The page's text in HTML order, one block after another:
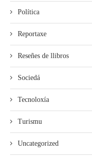
Política
Reportaxe
Reseñes de llibros
Sociedá
Tecnoloxía
Turismu
Uncategorized